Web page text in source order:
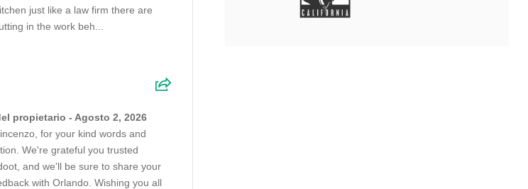
just like a law firm there are
in the work beh...
propietario - Agosto 2, 2026
for your kind words and
We're grateful you trusted
and we'll be sure to share your
with Orlando. Wishing you all